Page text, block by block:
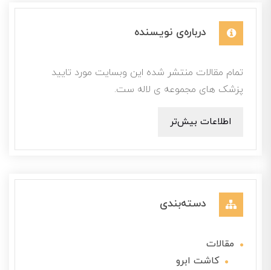
درباره‌ی نویسنده
تمام مقالات منتشر شده این وبسایت مورد تایید
پزشک های مجموعه ی لاله ست.
اطلاعات بیش‌تر
دسته‌بندی
مقالات
کاشت ابرو